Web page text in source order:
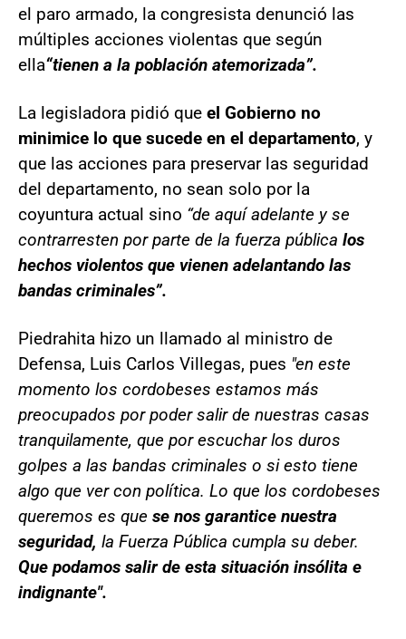
el paro armado, la congresista denunció las
múltiples acciones violentas que según
ella“tienen a la población atemorizada”.
La legisladora pidió que el Gobierno no
minimice lo que sucede en el departamento, y
que las acciones para preservar las seguridad
del departamento, no sean solo por la
coyuntura actual sino “de aquí adelante y se
contrarresten por parte de la fuerza pública los
hechos violentos que vienen adelantando las
bandas criminales”.
Piedrahita hizo un llamado al ministro de
Defensa, Luis Carlos Villegas, pues "en este
momento los cordobeses estamos más
preocupados por poder salir de nuestras casas
tranquilamente, que por escuchar los duros
golpes a las bandas criminales o si esto tiene
algo que ver con política. Lo que los cordobeses
queremos es que se nos garantice nuestra
seguridad, la Fuerza Pública cumpla su deber.
Que podamos salir de esta situación insólita e
indignante".